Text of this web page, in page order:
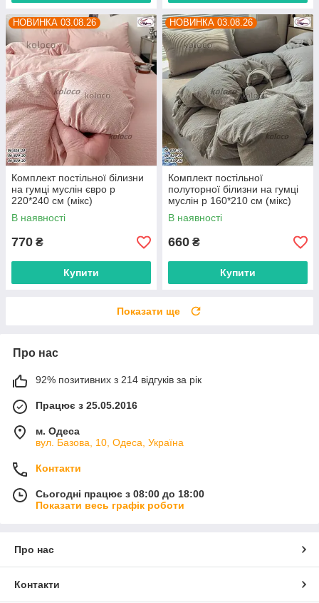
НОВИНКА 03.08.26
Комплект постільної білизни
на гумці муслін євро р
220*240 см (мікс)
"POSTELKA" недорого від
прямого постачальника
В наявності
770 ₴
Купити
НОВИНКА 03.08.26
Комплект постільної
полуторної білизни на гумці
муслін р 160*210 см (мікс)
"POSTELKA" недорого від
прямого постачальника
В наявності
660 ₴
Купити
Показати ще
Про нас
92% позитивних з 214 відгуків за рік
Працює з 25.05.2016
м. Одеса
вул. Базова, 10, Одеса, Україна
Контакти
Сьогодні працює з 08:00 до 18:00
Показати весь графік роботи
Про нас
Контакти